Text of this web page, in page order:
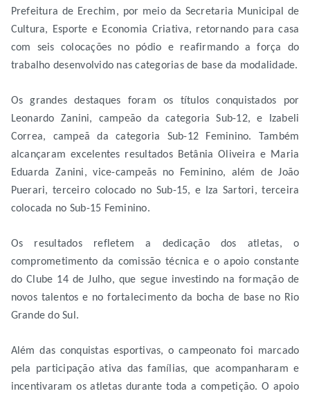
Prefeitura de Erechim, por meio da Secretaria Municipal de
Cultura, Esporte e Economia Criativa, retornando para casa
com seis colocações no pódio e reafirmando a força do
trabalho desenvolvido nas categorias de base da modalidade.
Os grandes destaques foram os títulos conquistados por
Leonardo Zanini, campeão da categoria Sub-12, e Izabeli
Correa, campeã da categoria Sub-12 Feminino. Também
alcançaram excelentes resultados Betânia Oliveira e Maria
Eduarda Zanini, vice-campeãs no Feminino, além de João
Puerari, terceiro colocado no Sub-15, e Iza Sartori, terceira
colocada no Sub-15 Feminino.
Os resultados refletem a dedicação dos atletas, o
comprometimento da comissão técnica e o apoio constante
do Clube 14 de Julho, que segue investindo na formação de
novos talentos e no fortalecimento da bocha de base no Rio
Grande do Sul.
Além das conquistas esportivas, o campeonato foi marcado
pela participação ativa das famílias, que acompanharam e
incentivaram os atletas durante toda a competição. O apoio